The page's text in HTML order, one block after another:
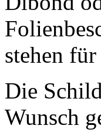
stehen
Die
Wunsch